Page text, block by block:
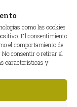
como las cookies
El consentimiento
el comportamiento de
No consentir o retirar el
características y